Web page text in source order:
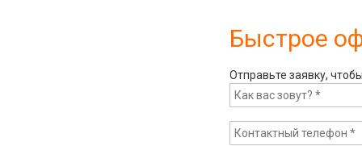
Быстрое
Отправьте заявку,